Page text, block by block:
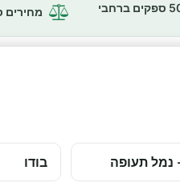
השוואה בין למעלה מ-50 ספקים ברחבי
מחירים
נמל תעופה בודו